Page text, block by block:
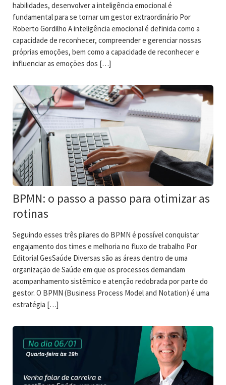
habilidades, desenvolver a inteligência emocional é
fundamental para se tornar um gestor extraordinário Por
Roberto Gordilho A inteligência emocional é definida como a
capacidade de reconhecer, compreender e gerenciar nossas
próprias emoções, bem como a capacidade de reconhecer e
influenciar as emoções dos […]
BPMN: o passo a passo para otimizar as
rotinas
Seguindo esses três pilares do BPMN é possível conquistar
engajamento dos times e melhoria no fluxo de trabalho Por
Editorial GesSaúde Diversas são as áreas dentro de uma
organização de Saúde em que os processos demandam
acompanhamento sistêmico e atenção redobrada por parte do
gestor. O BPMN (Business Process Model and Notation) é uma
estratégia […]